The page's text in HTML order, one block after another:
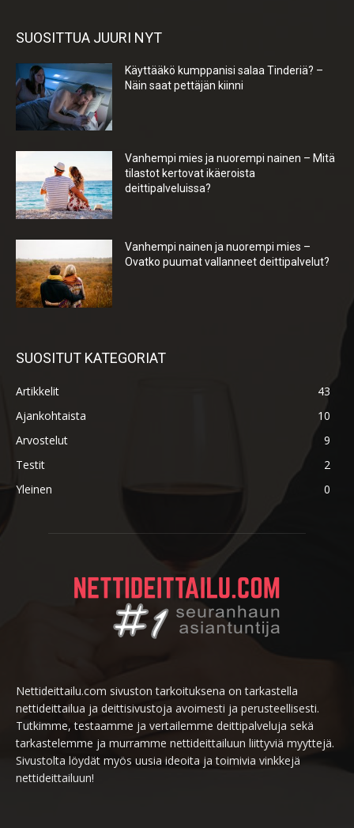
SUOSITTUA JUURI NYT
Käyttääkö kumppanisi salaa Tinderiä? –
Näin saat pettäjän kiinni
Vanhempi mies ja nuorempi nainen – Mitä
tilastot kertovat ikäeroista
deittipalveluissa?
Vanhempi nainen ja nuorempi mies –
Ovatko puumat vallanneet deittipalvelut?
SUOSITUT KATEGORIAT
Artikkelit
43
Ajankohtaista
10
Arvostelut
9
Testit
2
Yleinen
0
Nettideittailu.com sivuston tarkoituksena on tarkastella
nettideittailua ja deittisivustoja avoimesti ja perusteellisesti.
Tutkimme, testaamme ja vertailemme deittipalveluja sekä
tarkastelemme ja murramme nettideittailuun liittyviä myyttejä.
Sivustolta löydät myös uusia ideoita ja toimivia vinkkejä
nettideittailuun!